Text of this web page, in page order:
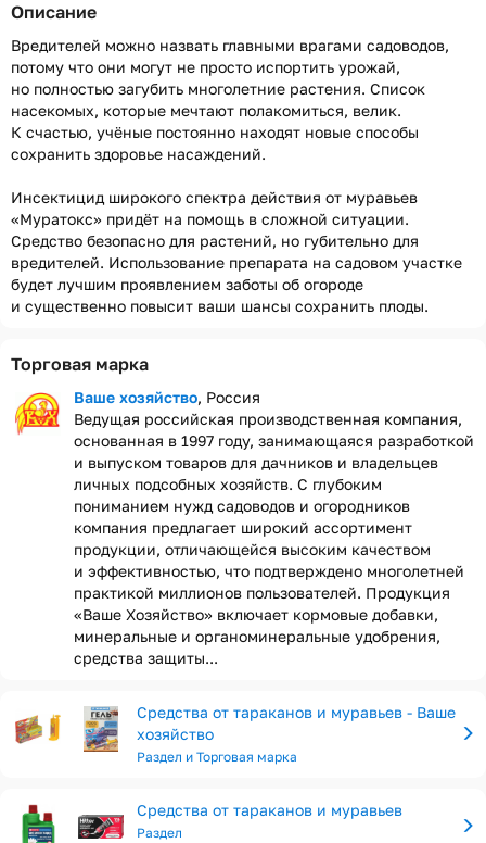
Описание
Вредителей можно назвать главными врагами садоводов,
потому что они могут не просто испортить урожай,
но полностью загубить многолетние растения. Список
насекомых, которые мечтают полакомиться, велик.
К счастью, учёные постоянно находят новые способы
сохранить здоровье насаждений.
Инсектицид широкого спектра действия от муравьев
«Муратокс» придёт на помощь в сложной ситуации.
Средство безопасно для растений, но губительно для
вредителей. Использование препарата на садовом участке
будет лучшим проявлением заботы об огороде
и существенно повысит ваши шансы сохранить плоды.
Торговая марка
Ваше хозяйство, Россия
Ведущая российская производственная компания,
основанная в 1997 году, занимающаяся разработкой
и выпуском товаров для дачников и владельцев
личных подсобных хозяйств. С глубоким
пониманием нужд садоводов и огородников
компания предлагает широкий ассортимент
продукции, отличающейся высоким качеством
и эффективностью, что подтверждено многолетней
практикой миллионов пользователей. Продукция
«Ваше Хозяйство» включает кормовые добавки,
минеральные и органоминеральные удобрения,
средства защиты...
Средства от тараканов и муравьев - Ваше
хозяйство
Раздел и Торговая марка
Средства от тараканов и муравьев
Раздел